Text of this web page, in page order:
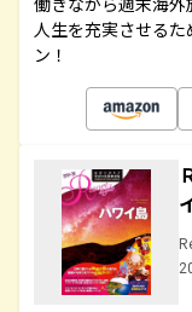
人生を充実させる
ン！